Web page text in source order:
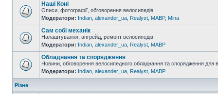
Наші Коні
Описи, фотографії, обговорення велосипедів
Модератори: Indian alexander_ua Realyst MABP, Mina
Сам собі механік
Налаштування, апгрейд, ремонт велосипедів
Модератори: Indian alexander_ua Realyst MABP
Обладнання та спорядження
Новини, обговорення велосипедного обладнання та спорядження для
Модератори: Indian alexander_ua Realyst MABP
Різне